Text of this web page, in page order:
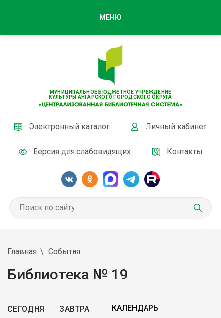
МУНИЦИПАЛЬНОЕ БЮДЖЕТНОЕ УЧРЕЖДЕНИЕ
КУЛЬТУРЫ АНГАРСКОГО ГОРОДСКОГО ОКРУГА
Электронный каталог Личный кабинет
Версия для слабовидящих Контакты
МЕНЮ
Главная События
Библиотека № 19
СЕГОДНЯ ЗАВТРА